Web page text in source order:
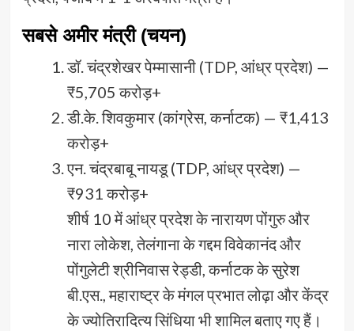
सबसे अमीर मंत्री (चयन)
डॉ. चंद्रशेखर पेम्मासानी (TDP, आंध्र प्रदेश) —
₹5,705 करोड़+
डी.के. शिवकुमार (कांग्रेस, कर्नाटक) — ₹1,413
करोड़+
एन. चंद्रबाबू नायडू (TDP, आंध्र प्रदेश) —
₹931 करोड़+
शीर्ष 10 में आंध्र प्रदेश के नारायण पोंगुरु और
नारा लोकेश, तेलंगाना के गद्दम विवेकानंद और
पोंगुलेटी श्रीनिवास रेड्डी, कर्नाटक के सुरेश
बी.एस., महाराष्ट्र के मंगल प्रभात लोढ़ा और केंद्र
के ज्योतिरादित्य सिंधिया भी शामिल बताए गए हैं।